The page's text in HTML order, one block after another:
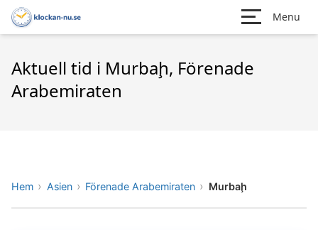
Menu
Aktuell tid i Murbaḩ, Förenade
Arabemiraten
Hem Asien Förenade Arabemiraten Murbaḩ